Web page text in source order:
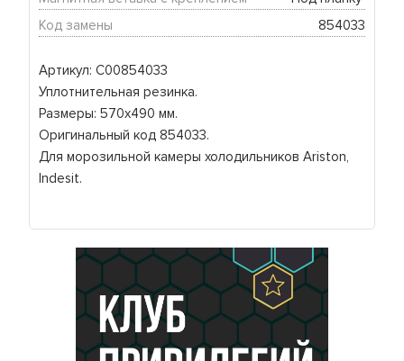
Артикул: C00854033
Уплотнительная резинка.
Размеры: 570x490 мм.
Оригинальный код 854033.
Для морозильной камеры холодильников Ariston,
Indesit.
Код замены
854033